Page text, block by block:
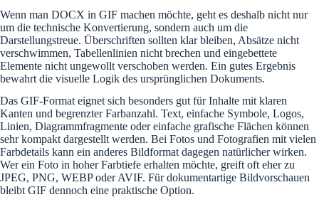
Wenn man DOCX in GIF machen möchte, geht es deshalb nicht nur
um die technische Konvertierung, sondern auch um die
Darstellungstreue. Überschriften sollten klar bleiben, Absätze nicht
verschwimmen, Tabellenlinien nicht brechen und eingebettete
Elemente nicht ungewollt verschoben werden. Ein gutes Ergebnis
bewahrt die visuelle Logik des ursprünglichen Dokuments.
Das GIF-Format eignet sich besonders gut für Inhalte mit klaren
Kanten und begrenzter Farbanzahl. Text, einfache Symbole, Logos,
Linien, Diagrammfragmente oder einfache grafische Flächen können
sehr kompakt dargestellt werden. Bei Fotos und Fotografien mit vielen
Farbdetails kann ein anderes Bildformat dagegen natürlicher wirken.
Wer ein Foto in hoher Farbtiefe erhalten möchte, greift oft eher zu
JPEG, PNG, WEBP oder AVIF. Für dokumentartige Bildvorschauen
bleibt GIF dennoch eine praktische Option.